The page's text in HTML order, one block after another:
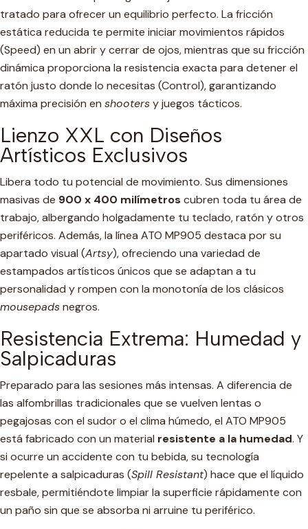
tratado para ofrecer un equilibrio perfecto. La fricción
estática reducida te permite iniciar movimientos rápidos
(Speed) en un abrir y cerrar de ojos, mientras que su fricción
dinámica proporciona la resistencia exacta para detener el
ratón justo donde lo necesitas (Control), garantizando
máxima precisión en shootersy juegos tácticos.
Lienzo XXL con Diseños
Artísticos Exclusivos
Libera todo tu potencial de movimiento. Sus dimensiones
masivas de 900 x 400 milímetros cubren toda tu área de
trabajo, albergando holgadamente tu teclado, ratón y otros
periféricos. Además, la línea ATO MP905 destaca por su
apartado visual (Artsy), ofreciendo una variedad de
estampados artísticos únicos que se adaptan a tu
personalidad y rompen con la monotonía de los clásicos
mousepadsnegros.
Resistencia Extrema: Humedad y
Salpicaduras
Preparado para las sesiones más intensas. A diferencia de
las alfombrillas tradicionales que se vuelven lentas o
pegajosas con el sudor o el clima húmedo, el ATO MP905
está fabricado con un material resistente a la humedad. Y
si ocurre un accidente con tu bebida, su tecnología
repelente a salpicaduras (Spill Resistant) hace que el líquido
resbale, permitiéndote limpiar la superficie rápidamente con
un paño sin que se absorba ni arruine tu periférico.